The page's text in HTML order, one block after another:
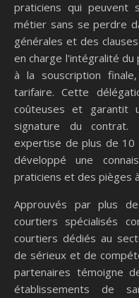
praticiens qui
métier sans se perdre
générales et des
en charge l'intégralité du
à la souscription
tarifaire. Cette
coûteuses et garantit
signature du contrat.
expertise de plus de 10
développé une
praticiens et des pièges
Approuvés par plus
courtiers spécialisés
courtiers dédiés au
de sérieux et de
partenaires témoigne
établissements de